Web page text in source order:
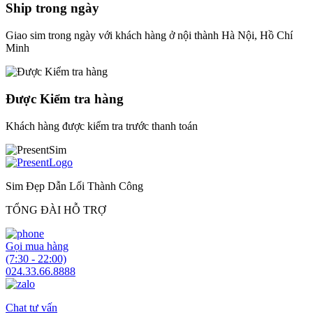
Ship trong ngày
Giao sim trong ngày với khách hàng ở nội thành Hà Nội, Hồ Chí
Minh
Được Kiểm tra hàng
Khách hàng được kiểm tra trước thanh toán
Sim Đẹp Dẫn Lối Thành Công
TỔNG ĐÀI HỖ TRỢ
Gọi mua hàng
(7:30 - 22:00)
024.33.66.8888
Chat tư vấn